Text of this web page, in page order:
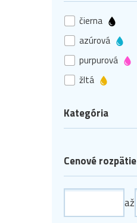
čierna
azúrová
purpurová
žltá
Kategória
Cenové rozpätie
až